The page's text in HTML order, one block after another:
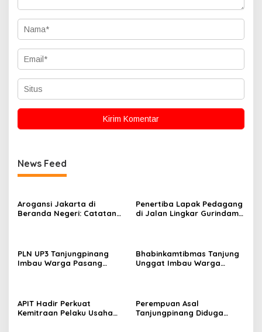
News Feed
Arogansi Jakarta di
Beranda Negeri: Catatan
Penertiba Lapak Pedagang
di Jalan Lingkar Gurindam
PLN UP3 Tanjungpinang
Imbau Warga Pasang
Bhabinkamtibmas Tanjung
Unggat Imbau Warga
APIT Hadir Perkuat
Kemitraan Pelaku Usaha
Perempuan Asal
Tanjungpinang Diduga